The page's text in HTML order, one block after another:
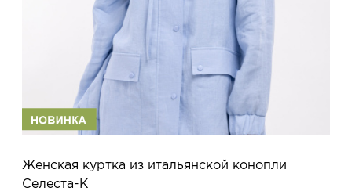
Женская куртка из итальянской конопли
Селеста-К